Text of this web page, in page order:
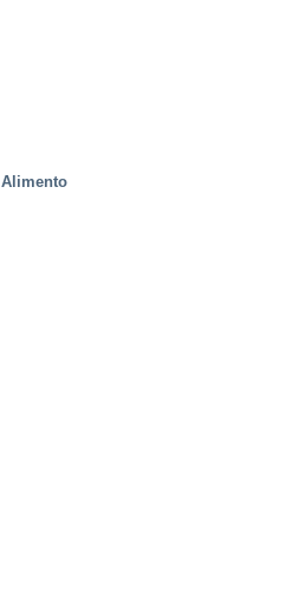
Alimento